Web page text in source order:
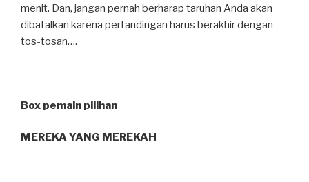
menit. Dan, jangan pernah berharap taruhan Anda akan
dibatalkan karena pertandingan harus berakhir dengan
tos-tosan….
—-
Box pemain pilihan
MEREKA YANG MEREKAH